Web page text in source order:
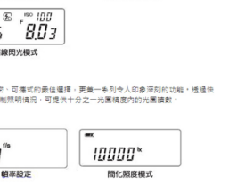
後付」後，將跳轉至「AFTEE先享後付」
額後，即可完成結帳。
費通知簡訊。
付款，方視為交易完成。
立刻繳費，但若您需要取消訂單，請聯絡
消之訂單仍視為有效，需透過AFTEE先享
後付 」之結帳頁面顯示為準，若有關於
款等相關疑問，請聯繫「AFTEE先享後付
support/home
上)免運費
)免運費
上)免運費